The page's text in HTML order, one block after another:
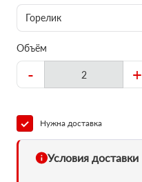
Горелик
Объём
- +
Нужна доставка
Условия доставки